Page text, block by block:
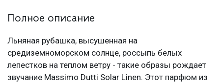
Полное описание
Льняная рубашка, высушенная на
средиземноморском солнце, россыпь белых
лепестков на теплом ветру - такие образы рождает
звучание Massimo Dutti Solar Linen. Этот парфюм из